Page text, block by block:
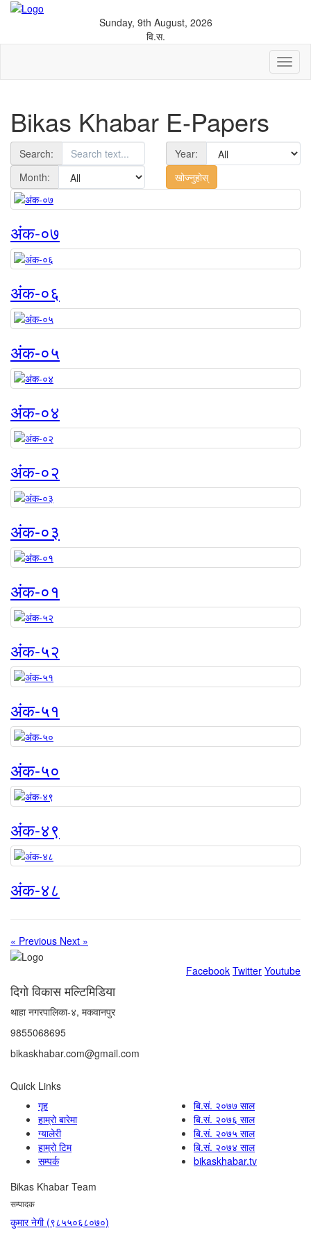
Sunday, 9th August, 2026
वि.स.
Bikas Khabar E-Papers
Search:
Year:
Month:
अंक-०७
अंक-०६
अंक-०५
अंक-०४
अंक-०२
अंक-०३
अंक-०१
अंक-५२
अंक-५१
अंक-५०
अंक-४९
अंक-४८
« Previous Next »
Facebook Twitter Youtube
दिगो विकास मल्टिमिडिया
थाहा नगरपालिका-४, मकवानपुर
9855068695
bikaskhabar.com@gmail.com
Quick Links
गृह
हाम्रो बारेमा
ग्यालेरी
हाम्रो टिम
सम्पर्क
बि.सं. २०७७ साल
बि.सं. २०७६ साल
बि.सं. २०७५ साल
बि.सं. २०७४ साल
bikaskhabar.tv
Bikas Khabar Team
सम्पादक
कुमार नेगी (९८५५०६८०७०)